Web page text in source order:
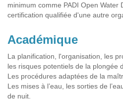
minimum comme PADI Open Water
certification qualifiée d'une autre
Académique
La planification, l'organisation, les
les risques potentiels de la plongée
Les procédures adaptées de la
Les mises à l’eau, les sorties de
de nuit.